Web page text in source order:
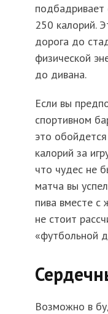
250 калорий.
дорога до
физической
до дивана.
Если вы
спортивном
это
калорий за
что чудес не
матча вы
пива вместе с
не стоит
«футбольной
Возможно в